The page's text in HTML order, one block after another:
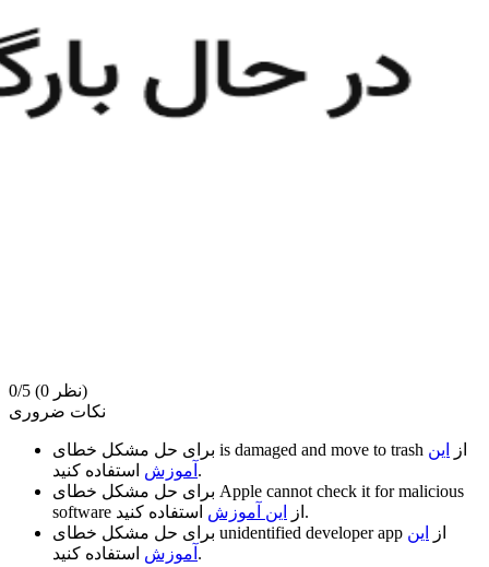
0/5
(0 نظر)
نکات ضروری
is damaged and move to trash از
این
آموزش استفاده کنید.
Apple cannot check it for malicious
software
از این آموزش
استفاده کنید.
unidentified developer app از
این
آموزش استفاده کنید.